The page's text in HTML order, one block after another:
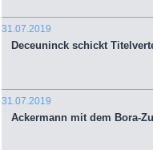
31.07.2019
Deceuninck schickt
31.07.2019
Ackermann mit dem Bora-